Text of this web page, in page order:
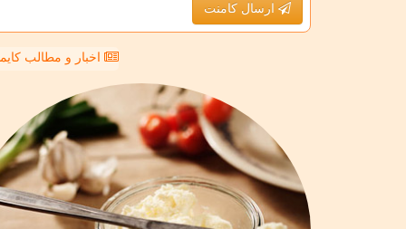
ارسال کامنت
اخبار و مطالب